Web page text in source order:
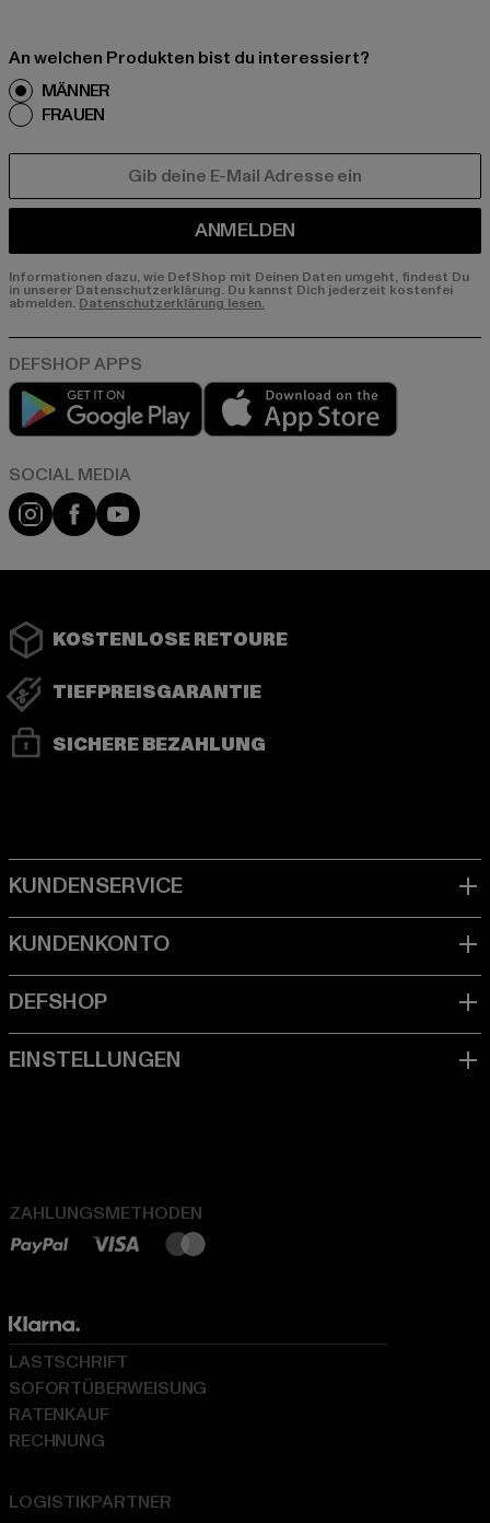
An welchen Produkten bist du interessiert?
MÄNNER
FRAUEN
ANMELDEN
Informationen dazu, wie DefShop mit Deinen Daten umgeht, findest Du
in unserer Datenschutzerklärung. Du kannst Dich jederzeit kostenfei
abmelden. Datenschutzerklärung lesen.
Play market
Instagram
FacebookYouTube
KOSTENLOSE RETOURE
TIEFPREISGARANTIE
SICHERE BEZAHLUNG
ZAHLUNGSMETHODEN
LOGISTIKPARTNER
LASTSCHRIFT
SOFORTÜBERWEISUNG
RATENKAUF
RECHNUNG